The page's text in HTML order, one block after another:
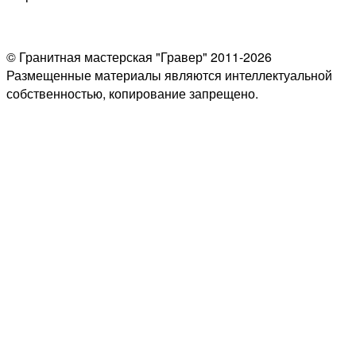
© Гранитная мастерская "Гравер" 2011-2026
Размещенные материалы являются интеллектуальной
собственностью, копирование запрещено.